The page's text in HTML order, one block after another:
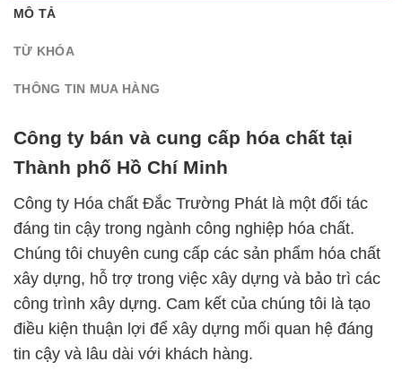
MÔ TẢ
TỪ KHÓA
THÔNG TIN MUA HÀNG
Công ty bán và cung cấp hóa chất tại
Thành phố Hồ Chí Minh
Công ty Hóa chất Đắc Trường Phát là một đối tác
đáng tin cậy trong ngành công nghiệp hóa chất.
Chúng tôi chuyên cung cấp các sản phẩm hóa chất
xây dựng, hỗ trợ trong việc xây dựng và bảo trì các
công trình xây dựng. Cam kết của chúng tôi là tạo
điều kiện thuận lợi để xây dựng mối quan hệ đáng
tin cậy và lâu dài với khách hàng.